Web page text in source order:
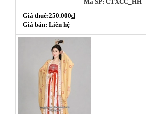
Giá thuê:250.000₫
Giá bán: Liên hệ